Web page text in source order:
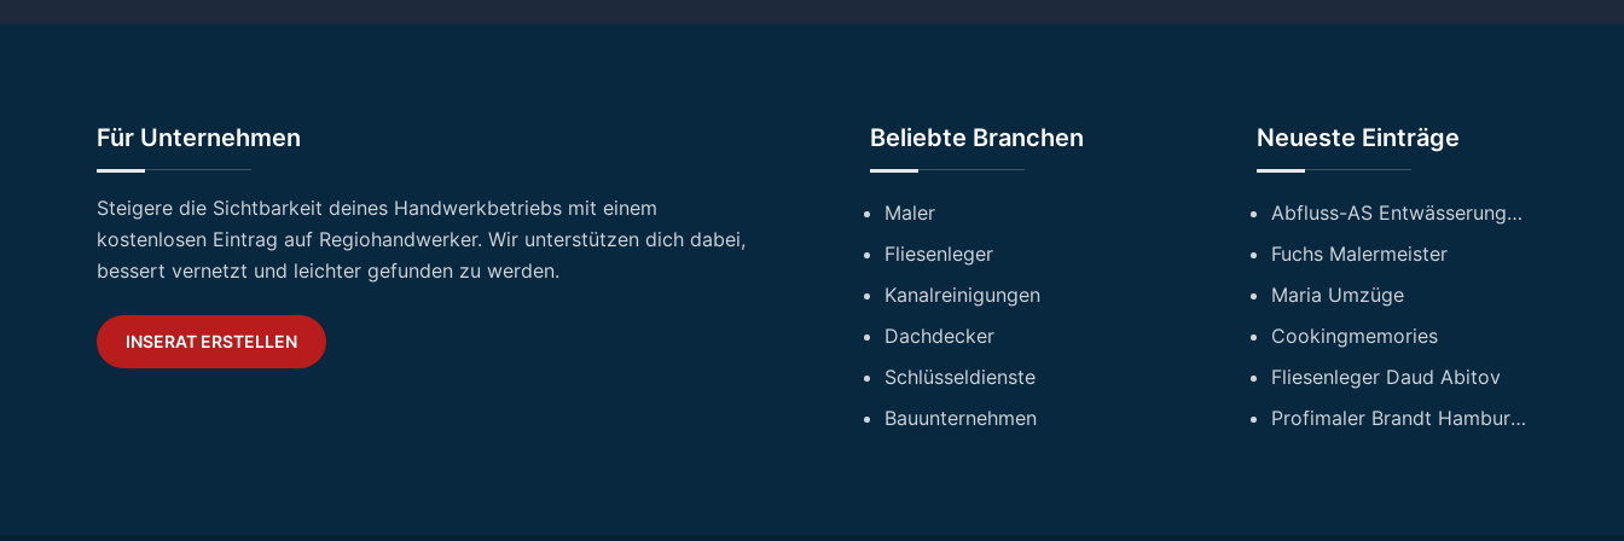
Für Unternehmen
Steigere die Sichtbarkeit deines Handwerkbetriebs mit einem
kostenlosen Eintrag auf Regiohandwerker. Wir unterstützen dich dabei,
bessert vernetzt und leichter gefunden zu werden.
INSERAT ERSTELLEN
Beliebte Branchen
Maler
Fliesenleger
Kanalreinigungen
Dachdecker
Schlüsseldienste
Bauunternehmen
Neueste Einträge
Abfluss-AS Entwässerungstechnik GmbH
Fuchs Malermeister
Maria Umzüge
Cookingmemories
Fliesenleger Daud Abitov
Profimaler Brandt Hamburg GmbH Maler und Sanierungsfirma Hamburg